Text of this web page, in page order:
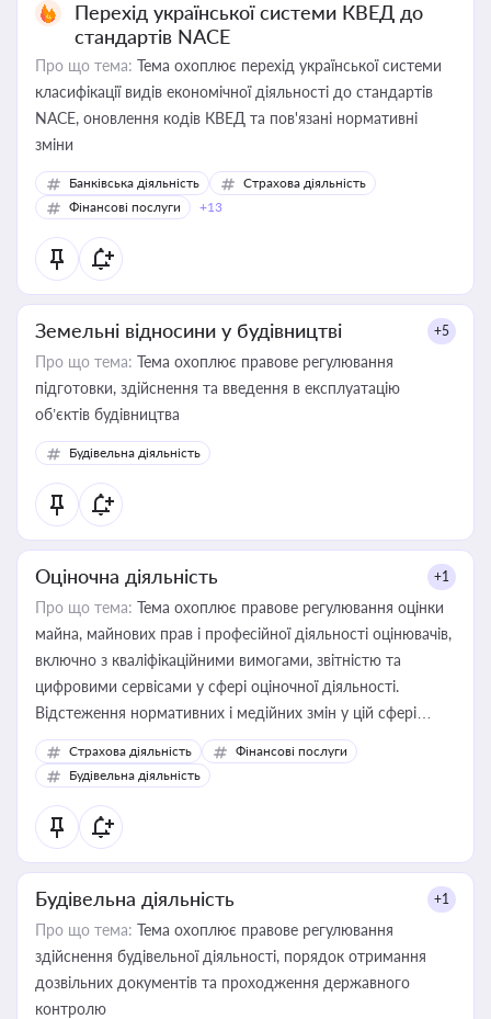
Перехід української системи КВЕД до
стандартів NACE
Про що тема: Тема охоплює перехід української системи
класифікації видів економічної діяльності до стандартів
NACE, оновлення кодів КВЕД та пов'язані нормативні
зміни
Банківська діяльність
Страхова діяльність
Фінансові послуги
+13
Земельні відносини у будівництві +5
Про що тема: Тема охоплює правове регулювання
підготовки, здійснення та введення в експлуатацію
об’єктів будівництва
Будівельна діяльність
Оціночна діяльність +1
Про що тема: Тема охоплює правове регулювання оцінки
майна, майнових прав і професійної діяльності оцінювачів,
включно з кваліфікаційними вимогами, звітністю та
цифровими сервісами у сфері оціночної діяльності.
Відстеження нормативних і медійних змін у цій сфері
корисне для власника бізнесу, керівника, юриста або
бухгалтера під час оподаткування, приватизації, оренди
державного майна, корпоративних угод і перевірки
статусу суб'єктів оціночної діяльності
Страхова діяльність
Фінансові послуги
Будівельна діяльність
Будівельна діяльність +1
Про що тема: Тема охоплює правове регулювання
здійснення будівельної діяльності, порядок отримання
дозвільних документів та проходження державного
контролю